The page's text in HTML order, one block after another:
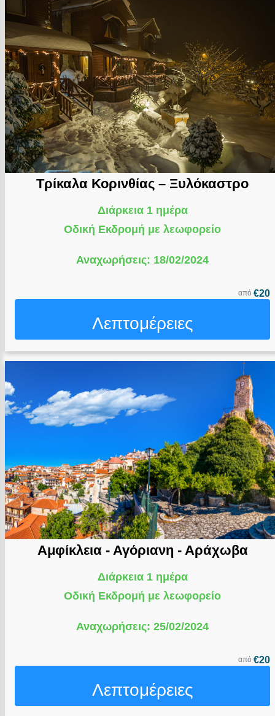
Τρίκαλα Κορινθίας – Ξυλόκαστρο
Διάρκεια 1 ημέρα
Οδική Εκδρομή με λεωφορείο
Αναχωρήσεις: 18/02/2024
από €20
Λεπτομέρειες
Αμφίκλεια - Αγόριανη - Αράχωβα
Διάρκεια 1 ημέρα
Οδική Εκδρομή με λεωφορείο
Αναχωρήσεις: 25/02/2024
από €20
Λεπτομέρειες